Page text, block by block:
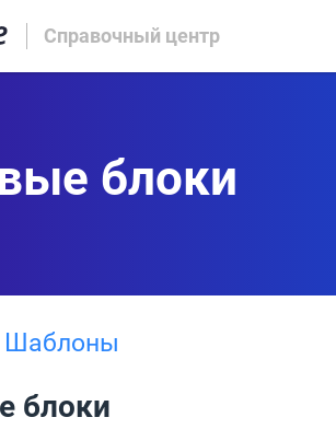
Справочный центр
блоки
Шаблоны
блоки